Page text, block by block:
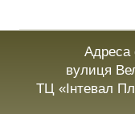
Адреса
вулиця
ТЦ «Інтевал